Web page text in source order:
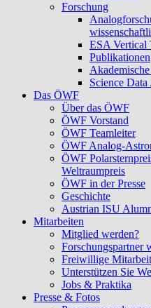
Forschung
ESA Vertical
Publikationen
Science
Das ÖWF
Über das ÖWF
ÖWF Vorstand
ÖWF Teamleiter
ÖWF Analog-
ÖWF
Weltraumpreis
ÖWF in der Presse
Geschichte
Austrian ISU
Mitarbeiten
Mitglied werden?
Forschungspartner
Freiwillige
Unterstützen Sie
Jobs & Praktika
Presse & Fotos